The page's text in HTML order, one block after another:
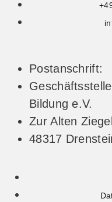
Postanschrift:
Bildung e.V.
Zur Alten
48317